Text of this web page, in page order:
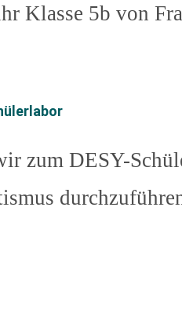
Klasse 5b von
zum DESY-